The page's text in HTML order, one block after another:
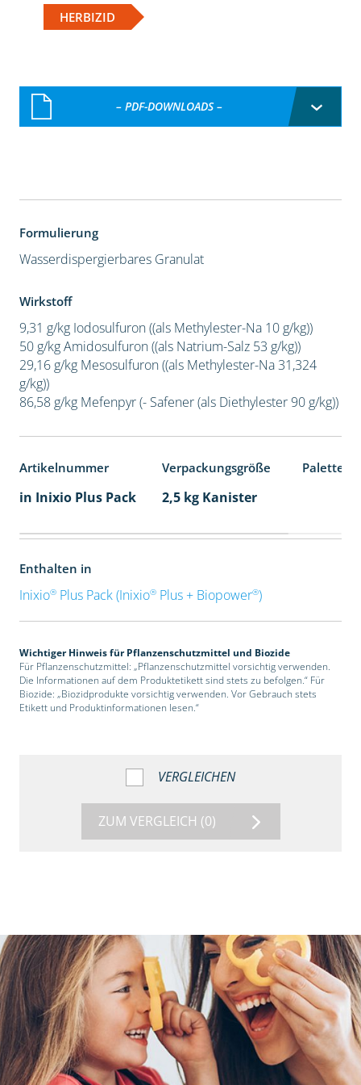
HERBIZID
– PDF-DOWNLOADS –
Formulierung
Wasserdispergierbares Granulat
Wirkstoff
9,31 g/kg Iodosulfuron ((als Methylester-Na 10 g/kg))
50 g/kg Amidosulfuron ((als Natrium-Salz 53 g/kg))
29,16 g/kg Mesosulfuron ((als Methylester-Na 31,324
g/kg))
86,58 g/kg Mefenpyr (- Safener (als Diethylester 90 g/kg))
Artikelnummer Verpackungsgröße
in Inixio Plus Pack 2,5 kg Kanister
Enthalten in
Inixio®Plus Pack (Inixio®Plus + Biopower®)
Wichtiger Hinweis für Pflanzenschutzmittel und Biozide
Für Pflanzenschutzmittel: „Pflanzenschutzmittel vorsichtig verwenden.
Die Informationen auf dem Produktetikett sind stets zu befolgen.“ Für
Biozide: „Biozidprodukte vorsichtig verwenden. Vor Gebrauch stets
Etikett und Produktinformationen lesen.“
VERGLEICHEN
ZUM VERGLEICH (0)